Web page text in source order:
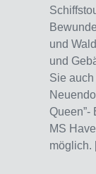
und
und
Sie
Queen”-
MS
möglich.